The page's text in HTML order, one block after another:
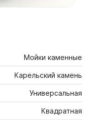
Мойки каменные
Карельский камень
Универсальная
Квадратная